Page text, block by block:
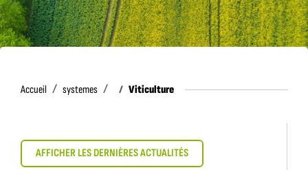
Accueil Accueilsystemes Viticulture
AFFICHER LES DERNIÈRES ACTUALITÉS